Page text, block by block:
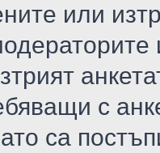
или
с
са